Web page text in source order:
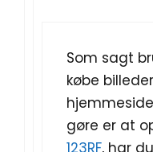
Som sagt
købe
gøre er at
123RF, har